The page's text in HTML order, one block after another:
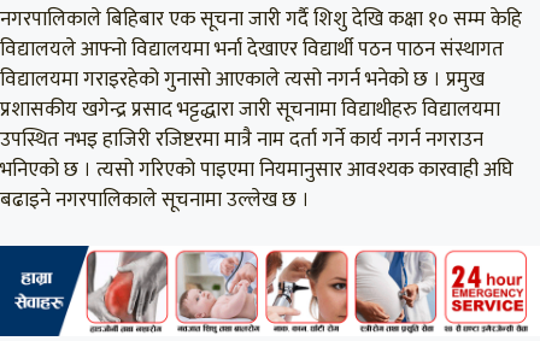
नगरपालिकाले बिहिबार एक सूचना जारी गर्दै शिशु देखि कक्षा १० सम्म केहि
विद्यालयले आफ्नो विद्यालयमा भर्ना देखाएर विद्यार्थी पठन पाठन संस्थागत
विद्यालयमा गराइरहेको गुनासो आएकाले त्यसो नगर्न भनेको छ । प्रमुख
प्रशासकीय खगेन्द्र प्रसाद भट्टद्धारा जारी सूचनामा विद्याथीहरु विद्यालयमा
उपस्थित नभइ हाजिरी रजिष्टरमा मात्रै नाम दर्ता गर्ने कार्य नगर्न नगराउन
भनिएको छ । त्यसो गरिएको पाइएमा नियमानुसार आवश्यक कारवाही अघि
बढाइने नगरपालिकाले सूचनामा उल्लेख छ ।